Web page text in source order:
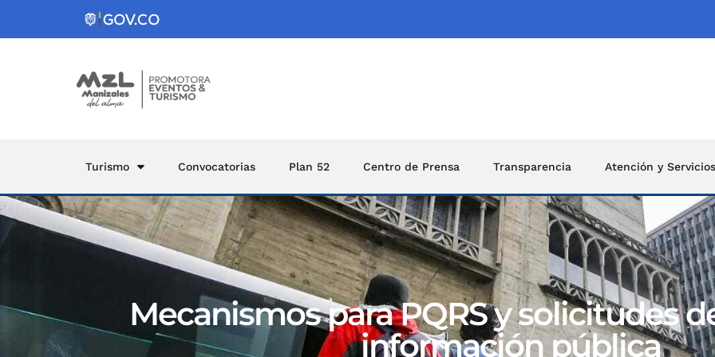
Turismo Convocatorias Plan 52 Centro de Prensa Transparencia Atención y
Mecanismos para PQRS y solicitudes
información pública